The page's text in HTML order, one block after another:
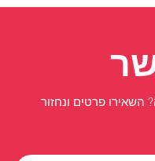
פרטים ונחזור